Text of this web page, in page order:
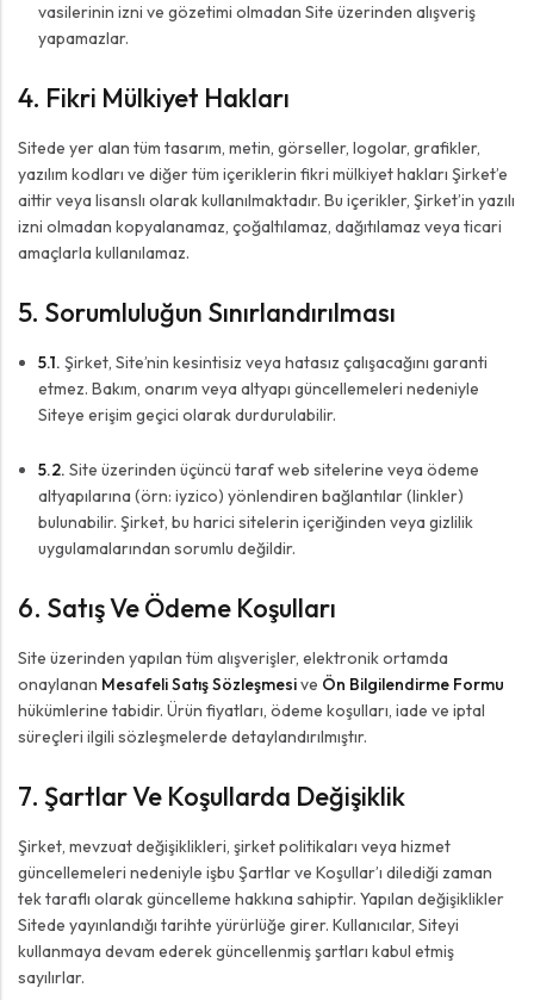
vasilerinin izni ve gözetimi olmadan Site üzerinden alışveriş
yapamazlar.
4. Fikri Mülkiyet Hakları
Sitede yer alan tüm tasarım, metin, görseller, logolar, grafikler,
yazılım kodları ve diğer tüm içeriklerin fikri mülkiyet hakları Şirket’e
aittir veya lisanslı olarak kullanılmaktadır. Bu içerikler, Şirket’in yazılı
izni olmadan kopyalanamaz, çoğaltılamaz, dağıtılamaz veya ticari
amaçlarla kullanılamaz.
5. Sorumluluğun Sınırlandırılması
5.1. Şirket, Site’nin kesintisiz veya hatasız çalışacağını garanti
etmez. Bakım, onarım veya altyapı güncellemeleri nedeniyle
Siteye erişim geçici olarak durdurulabilir.
5.2. Site üzerinden üçüncü taraf web sitelerine veya ödeme
altyapılarına (örn: iyzico) yönlendiren bağlantılar (linkler)
bulunabilir. Şirket, bu harici sitelerin içeriğinden veya gizlilik
uygulamalarından sorumlu değildir.
6. Satış Ve Ödeme Koşulları
Site üzerinden yapılan tüm alışverişler, elektronik ortamda
onaylanan Mesafeli Satış Sözleşmesive Ön Bilgilendirme Formu
hükümlerine tabidir. Ürün fiyatları, ödeme koşulları, iade ve iptal
süreçleri ilgili sözleşmelerde detaylandırılmıştır.
7. Şartlar Ve Koşullarda Değişiklik
Şirket, mevzuat değişiklikleri, şirket politikaları veya hizmet
güncellemeleri nedeniyle işbu Şartlar ve Koşullar’ı dilediği zaman
tek taraflı olarak güncelleme hakkına sahiptir. Yapılan değişiklikler
Sitede yayınlandığı tarihte yürürlüğe girer. Kullanıcılar, Siteyi
kullanmaya devam ederek güncellenmiş şartları kabul etmiş
sayılırlar.